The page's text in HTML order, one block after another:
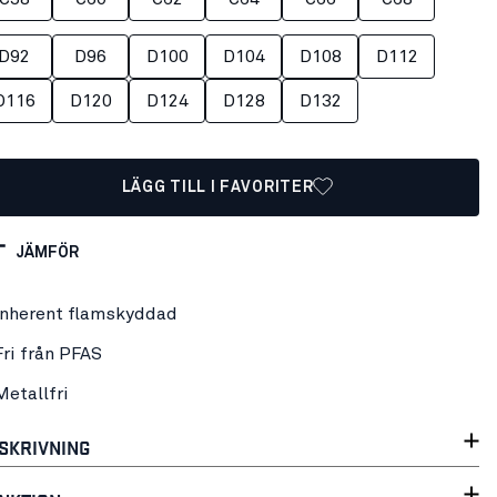
D96 D100 D104 D108 D112
D120 D124 D128 D132
LÄGG TILL I FAVORITER
JÄMFÖR
flamskyddad
från PFAS